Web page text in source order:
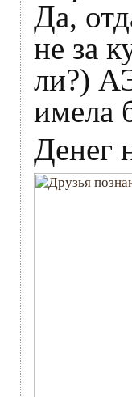
Да,
не за
ли?)
имела
Денег